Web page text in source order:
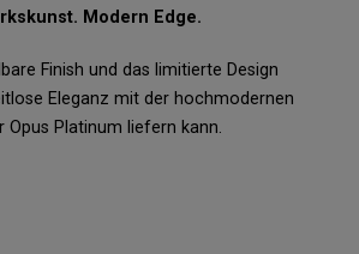
Modern Edge.
Finish und das limitierte Design
Eleganz mit der hochmodernen
Opus Platinum liefern kann.